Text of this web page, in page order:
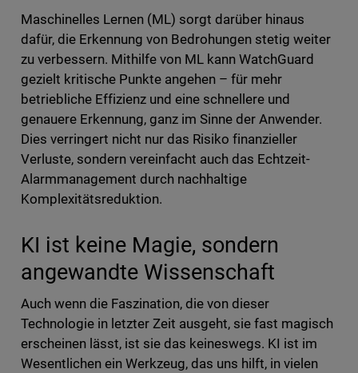
Maschinelles Lernen (ML) sorgt darüber hinaus
dafür, die Erkennung von Bedrohungen stetig weiter
zu verbessern. Mithilfe von ML kann WatchGuard
gezielt kritische Punkte angehen – für mehr
betriebliche Effizienz und eine schnellere und
genauere Erkennung, ganz im Sinne der Anwender.
Dies verringert nicht nur das Risiko finanzieller
Verluste, sondern vereinfacht auch das Echtzeit-
Alarmmanagement durch nachhaltige
Komplexitätsreduktion.
KI ist keine Magie, sondern
angewandte Wissenschaft
Auch wenn die Faszination, die von dieser
Technologie in letzter Zeit ausgeht, sie fast magisch
erscheinen lässt, ist sie das keineswegs. KI ist im
Wesentlichen ein Werkzeug, das uns hilft, in vielen